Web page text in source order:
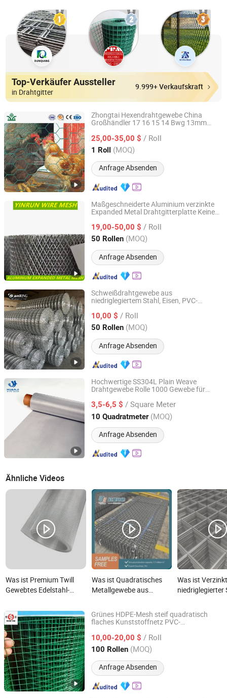
Top-Verkäufer Aussteller
in Drahtgitter
9.999+ Verkaufskraft
Zhongtai Hexendrahtgewebe China
Großhändler 17 16 15 14 Bwg 13mm
Sicherheitsgewebezaun
25,00-35,00 $ / Roll
1 Roll (MOQ)
Anfrage Absenden
Anping Zhongtai Expanded Metal Mesh Co., Ltd.
Hebei, China Seit 2022
Maßgeschneiderte Aluminium verzinkte
Expanded Metal Drahtgitterplatte Keine
19,00-50,00 $ / Roll
50 Rollen (MOQ)
Anfrage Absenden
Anping Yinrun Wire Mesh Co., Ltd
Hebei, China Seit 2023
Schweißdrahtgewebe aus
niedriglegiertem Stahl, Eisen, PVC-
10,00 $ / Roll
50 Rollen (MOQ)
Anfrage Absenden
Anping Sanxing Wire Mesh Factory
Hebei, China Seit 2007
Hochwertige SS304L Plain Weave
Drahtgewebe Rolle 1000 Gewebe für
3,5-6,5 $ / Square Meter
10 Quadratmeter (MOQ)
Anfrage Absenden
Hebei Huanji Metal Wire Mesh Co., Ltd.
Hebei, China Seit 2024
Ähnliche Videos
Was ist Premium Twill
Gewebtes Edelstahl-
vielseitige Anwendungen
Was ist Quadratisches
Metallgewebe aus
Steinbruchbrecher-
Vibrationssieb
Was ist
niedriglegierter
Beton
Grünes HDPE-Mesh steif quadratisch
flaches Kunststoffnetz PVC-
Drahtgitterrolle und -paneele für Garten
und Landwirtschaft
10,00-20,00 $ / Roll
100 Rollen (MOQ)
Anfrage Absenden
ANPING COUNTY HUAXING WIRE MESH CO., LTD.
Hebei, China Seit 2026